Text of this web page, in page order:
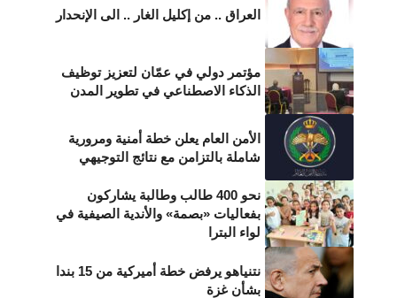
العراق .. من إكليل الغار .. الى الإنحدار
مؤتمر دولي في عمّان لتعزيز توظيف
الذكاء الاصطناعي في تطوير المدن
الأمن العام يعلن خطة أمنية ومرورية
شاملة بالتزامن مع نتائج التوجيهي
نحو 400 طالب وطالبة يشاركون
بفعاليات «بصمة» والأندية الصيفية في
لواء البترا
نتنياهو يرفض خطة أميركية من 15 بندا
بشأن غزة